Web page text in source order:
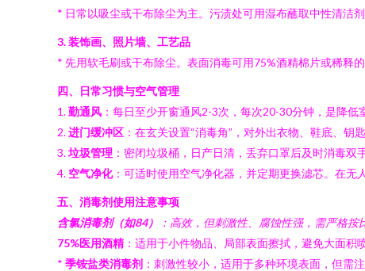
* 日常以吸尘或干布除尘为主。污渍处可用湿布蘸取中性清洁
3. 装饰画、照片墙、工艺品
* 先用软毛刷或干布除尘。表面消毒可用75%酒精棉片或稀释
四、日常习惯与空气管理
1.勤通风 ：每日至少开窗通风2-3次，每次20-30分钟，是降低
2.进门缓冲区 ：在玄关设置“消毒角”，对外出衣物、鞋底、钥
3.垃圾管理 ：密闭垃圾桶，日产日清，丢弃口罩后及时消毒双手
4. 空气净化：可适时使用空气净化器，并定期更换滤芯。在无
五、消毒剂使用注意事项
含氯消毒剂（如84）
：高效，但刺激性、腐蚀性强，需严格
75%医用酒精：适用于小件物品、局部表面擦拭，避免大面积
* 季铵盐类消毒剂 ：刺激性较小，适用于多种环境表面，但需